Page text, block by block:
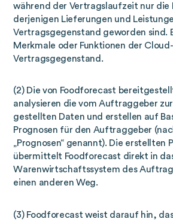
während der Vertragslaufzeit nur die
derjenigen Lieferungen und
Vertragsgegenstand geworden sind.
Merkmale oder Funktionen der
Vertragsgegenstand.
(2) Die von Foodforecast
analysieren die vom Auftraggeber
gestellten Daten und erstellen auf
Prognosen für den Auftraggeber
„Prognosen“ genannt). Die erstellten
übermittelt Foodforecast direkt in
Warenwirtschaftssystem des
einen anderen Weg.
(3) Foodforecast weist darauf hin,